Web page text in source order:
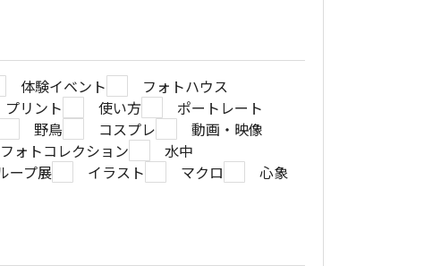
体験イベント
フォトハウス
プリント 使い方
ポートレート
野鳥 コスプレ
動画・映像
フォトコレクション
水中
ープ展 イラスト マクロ
心象